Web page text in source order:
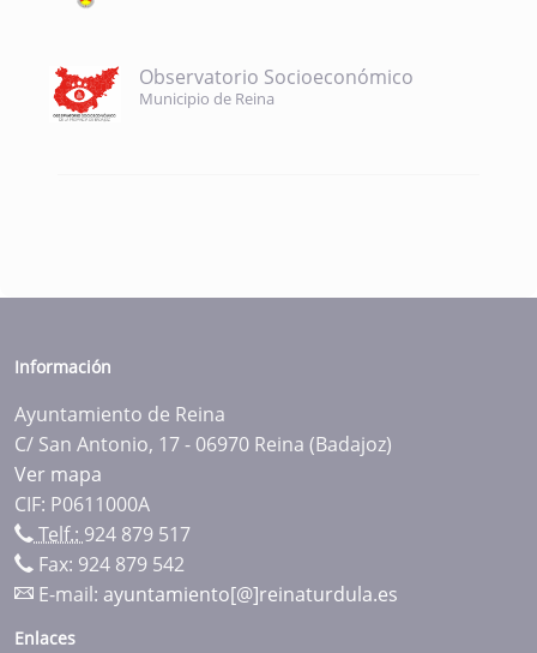
Observatorio Socioeconómico
Municipio de Reina
Información
Ayuntamiento de Reina
C/ San Antonio, 17 - 06970 Reina (Badajoz)
Ver mapa
CIF: P0611000A
Telf.: 924 879 517
Fax: 924 879 542
E-mail: ayuntamiento[@]reinaturdula.es
Enlaces